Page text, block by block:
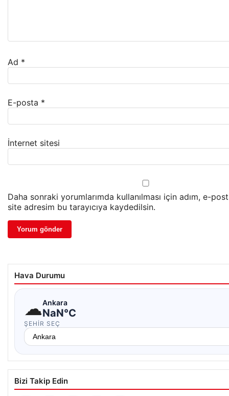
Ad *
E-posta *
İnternet sitesi
Daha sonraki yorumlarımda kullanılması için adım, e-
site adresim bu tarayıcıya kaydedilsin.
Hava Durumu
☁Ankara
NaN°C
ŞEHIR SEÇ
Bizi Takip Edin